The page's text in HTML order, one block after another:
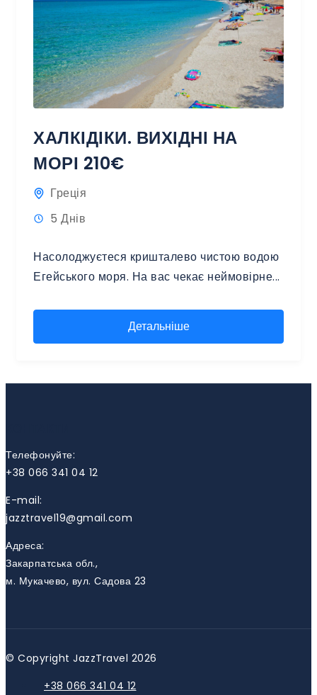
ХАЛКІДІКИ. ВИХІДНІ НА
МОРІ 210€
Греція
5 Днів
Насолоджуєтеся кришталево чистою водою
Егейського моря. На вас чекає неймовірне...
Детальніше
Телефонуйте:
+38 066 341 04 12
E-mail:
jazztravel19@gmail.com
Адреса:
Закарпатська обл.,
м. Мукачево, вул. Садова 23
© Copyright JazzTravel 2026
+38 066 341 04 12